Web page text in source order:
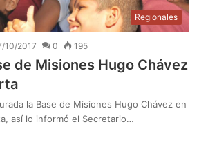
Regionales
10/2017 0 195
de Misiones Hugo Chávez
la Base de Misiones Hugo Chávez en
así lo informó el Secretario…